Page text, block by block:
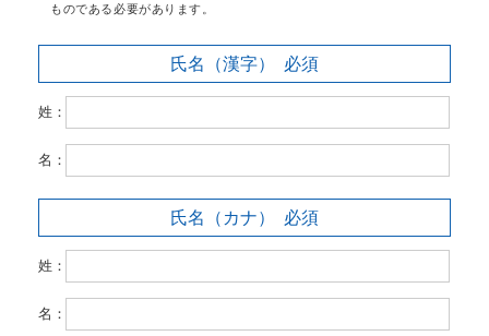
ものである必要があります。
氏名（漢字） 必須
姓：
名：
氏名（カナ） 必須
姓：
名：